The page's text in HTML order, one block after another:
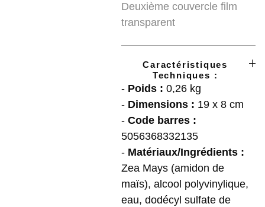
Deuxième couvercle film
transparent
Caractéristiques
Techniques :
- Poids : 0,26 kg
- Dimensions : 19 x 8 cm
- Code barres :
5056368332135
- Matériaux/Ingrédients :
Zea Mays (amidon de
maïs), alcool polyvinylique,
eau, dodécyl sulfate de